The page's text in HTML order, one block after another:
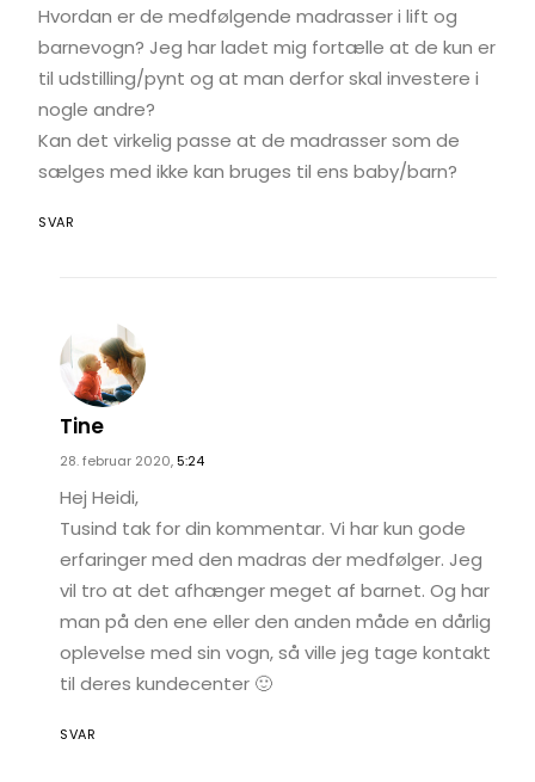
Hvordan er de medfølgende madrasser i lift og
barnevogn? Jeg har ladet mig fortælle at de kun er
til udstilling/pynt og at man derfor skal investere i
nogle andre?
Kan det virkelig passe at de madrasser som de
sælges med ikke kan bruges til ens baby/barn?
SVAR
Tine
28. februar 2020,5:24
Hej Heidi,
Tusind tak for din kommentar. Vi har kun gode
erfaringer med den madras der medfølger. Jeg
vil tro at det afhænger meget af barnet. Og har
man på den ene eller den anden måde en dårlig
oplevelse med sin vogn, så ville jeg tage kontakt
til deres kundecenter 🙂
SVAR